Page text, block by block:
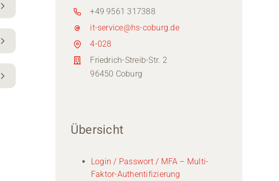
+49 9561 317388
it-service@hs-coburg.de
4-028
Friedrich-Streib-Str. 2
96450 Coburg
Übersicht
Login / Passwort / MFA – Multi-
Faktor-Authentifizierung